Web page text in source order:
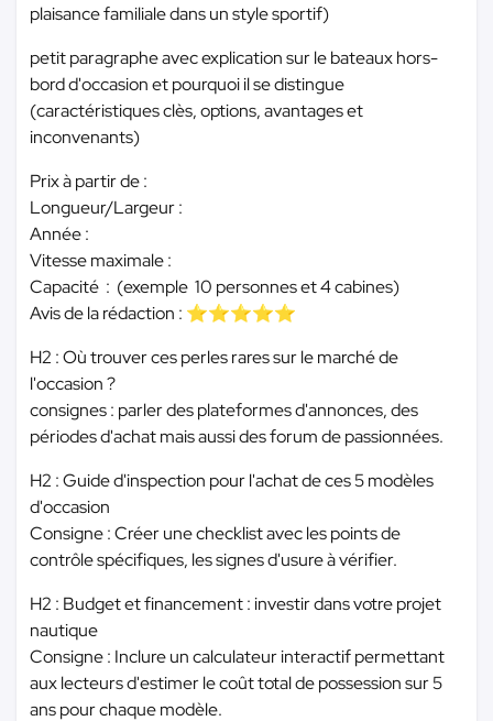
plaisance familiale dans un style sportif)
petit paragraphe avec explication sur le bateaux hors-
bord d'occasion et pourquoi il se distingue
(caractéristiques clès, options, avantages et
inconvenants)
Prix à partir de :
Longueur/Largeur :
Année :
Vitesse maximale :
Capacité : (exemple 10 personnes et 4 cabines)
Avis de la rédaction : ⭐⭐⭐⭐⭐
H2 : Où trouver ces perles rares sur le marché de
l'occasion ?
consignes : parler des plateformes d'annonces, des
périodes d'achat mais aussi des forum de passionnées.
H2 : Guide d'inspection pour l'achat de ces 5 modèles
d'occasion
Consigne : Créer une checklist avec les points de
contrôle spécifiques, les signes d'usure à vérifier.
H2 : Budget et financement : investir dans votre projet
nautique
Consigne : Inclure un calculateur interactif permettant
aux lecteurs d'estimer le coût total de possession sur 5
ans pour chaque modèle.